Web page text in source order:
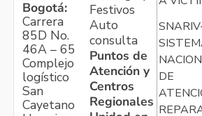
Bogotá:
Carrera
85D No.
46A – 65
Complejo
logístico
San
Cayetano
Festivos
Auto
consulta
Puntos de
Atención y
Centros
Regionales
DE